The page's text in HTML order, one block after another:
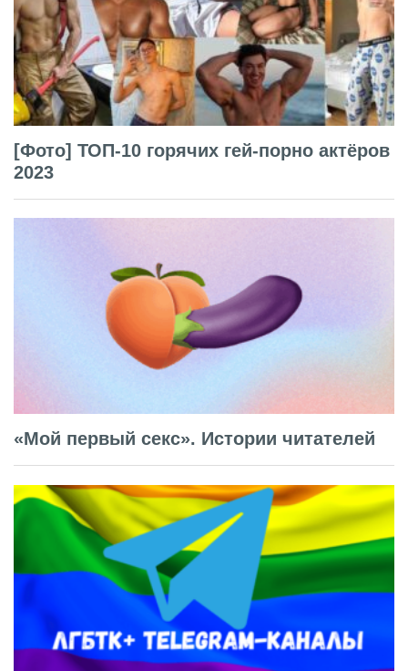
[Фото] ТОП-10 горячих гей-порно актёров
2023
«Мой первый секс». Истории читателей